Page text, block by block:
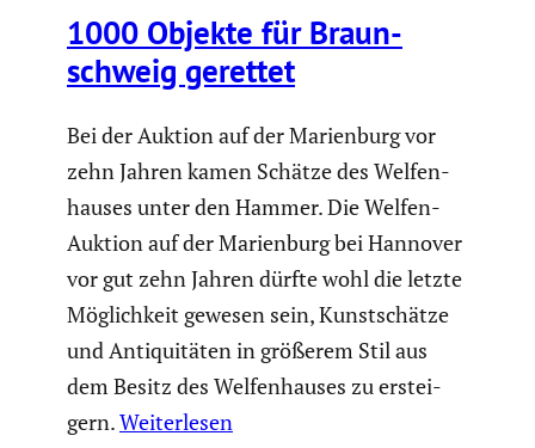
1000 Objekte für Braun­
schweig gerettet
Bei der Auktion auf der Marien­burg vor
zehn Jahren kamen Schätze des Welfen­
hauses unter den Hammer. Die Welfen-
Auktion auf der Marien­burg bei Hannover
vor gut zehn Jahren dürfte wohl die letzte
Möglich­keit gewesen sein, Kunst­schätze
und Antiqui­täten in größerem Stil aus
dem Besitz des Welfen­hauses zu erstei­
gern.Weiterlesen